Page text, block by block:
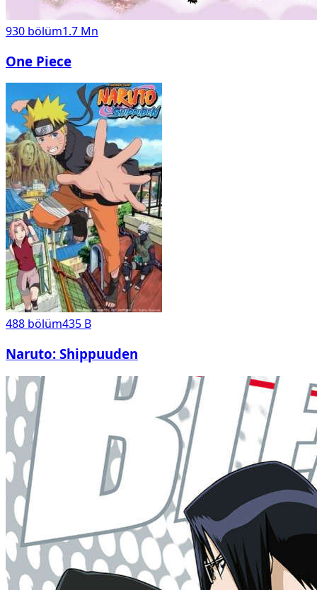
930 bölüm1.7 Mn
One Piece
488 bölüm435 B
Naruto: Shippuuden